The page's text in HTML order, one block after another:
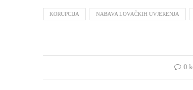
KORUPCIJA NABAVA LOVAČKIH UVJERENJA
0